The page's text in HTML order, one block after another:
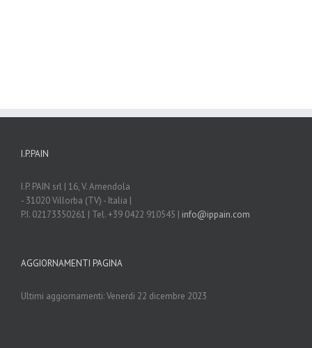
I.P.PAIN
I.P. PAIN srl | 16, V. Amendola
- 31020 Villorba (TV) - Italia |
P.I. 02173350261 | Tel. +39 0422 910545 | info@ippain.com
AGGIORNAMENTI PAGINA
Ultimi aggiornamenti: Venerdi 22 dicembre 2023